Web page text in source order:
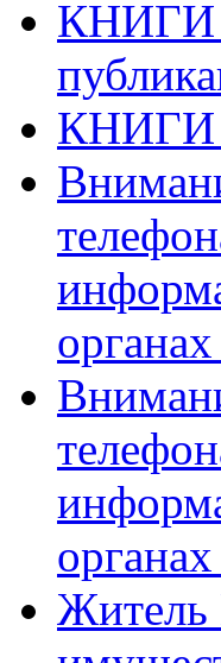
Житель